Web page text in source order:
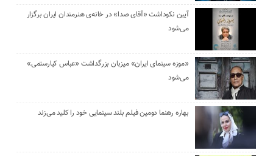
آیین نکوداشت «آقای صدا» در خانه‌ی هنرمندان ایران برگزار
می‌شود
«موزه سینمای ایران» میزبان بزرگداشت «عباس کیارستمی»
می‌شود
بهاره رهنما دومین فیلم بلند سینمایی خود را کلید می‌زند